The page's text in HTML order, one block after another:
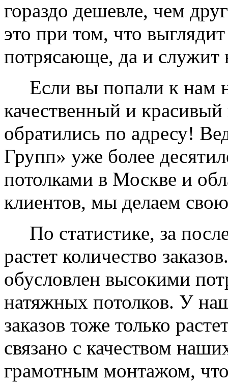
гораздо дешевле, чем
это при том, что
потрясающе, да и служит
Если вы попали к нам
качественный и
обратились по адресу!
Групп» уже более
потолками в Москве и
клиентов, мы делаем
По статистике, за
растет количество
обусловлен высокими
натяжных потолков. У
заказов тоже только
связано с качеством
грамотным монтажом,